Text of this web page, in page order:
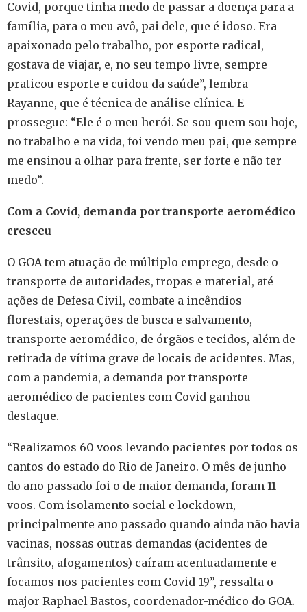
Covid, porque tinha medo de passar a doença para a
família, para o meu avô, pai dele, que é idoso. Era
apaixonado pelo trabalho, por esporte radical,
gostava de viajar, e, no seu tempo livre, sempre
praticou esporte e cuidou da saúde”, lembra
Rayanne, que é técnica de análise clínica. E
prossegue: “Ele é o meu herói. Se sou quem sou hoje,
no trabalho e na vida, foi vendo meu pai, que sempre
me ensinou a olhar para frente, ser forte e não ter
medo”.
Com a Covid, demanda por transporte aeromédico
cresceu
O GOA tem atuação de múltiplo emprego, desde o
transporte de autoridades, tropas e material, até
ações de Defesa Civil, combate a incêndios
florestais, operações de busca e salvamento,
transporte aeromédico, de órgãos e tecidos, além de
retirada de vítima grave de locais de acidentes. Mas,
com a pandemia, a demanda por transporte
aeromédico de pacientes com Covid ganhou
destaque.
“Realizamos 60 voos levando pacientes por todos os
cantos do estado do Rio de Janeiro. O mês de junho
do ano passado foi o de maior demanda, foram 11
voos. Com isolamento social e lockdown,
principalmente ano passado quando ainda não havia
vacinas, nossas outras demandas (acidentes de
trânsito, afogamentos) caíram acentuadamente e
focamos nos pacientes com Covid-19”, ressalta o
major Raphael Bastos, coordenador-médico do GOA.